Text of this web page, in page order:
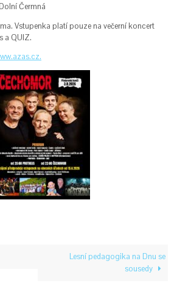
Čermná
Vstupenka platí pouze na večerní koncert
a QUIZ.
Lesní pedagogika na Dnu se
sousedy